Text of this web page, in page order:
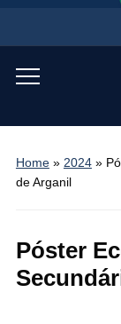
Toggle
menu
Home» 2024»
de Arganil
Póster